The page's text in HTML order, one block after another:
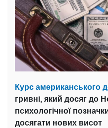
Курс американського
гривні, який досяг до
психологічної
досягати нових висот